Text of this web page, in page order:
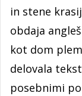
in stene
obdaja
kot dom
delovala
posebnimi